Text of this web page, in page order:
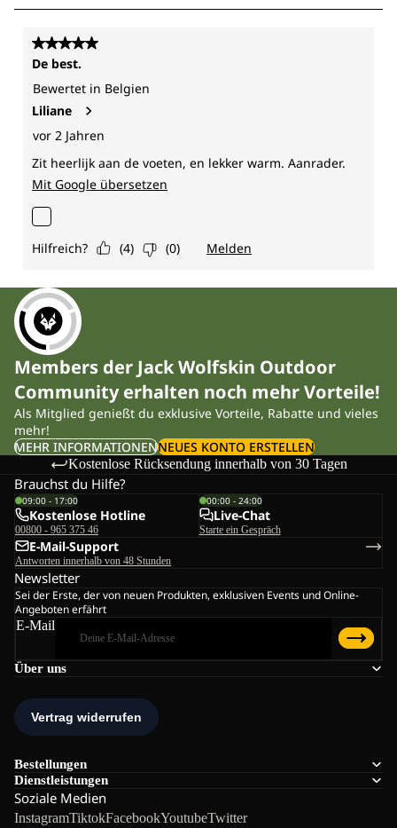
Members der Jack Wolfskin Outdoor
Community erhalten noch mehr Vorteile!
Als Mitglied genießt du exklusive Vorteile, Rabatte und vieles
mehr!
MEHR INFORMATIONENNEUES KONTO ERSTELLEN
Kostenlose Rücksendung innerhalb von 30 Tagen
Über uns
Bestellungen
Dienstleistungen
Soziale Medien
InstagramTiktokFacebookYoutubeTwitter
Brauchst du Hilfe?
09:00 - 17:00
Kostenlose Hotline
00800 - 965 375 46
00:00 - 24:00
Live-Chat
Starte ein Gespräch
E-Mail-Support
Antworten innerhalb von 48 Stunden
Newsletter
Sei der Erste, der von neuen Produkten, exklusiven Events und Online-
Angeboten erfährt
E-Mail